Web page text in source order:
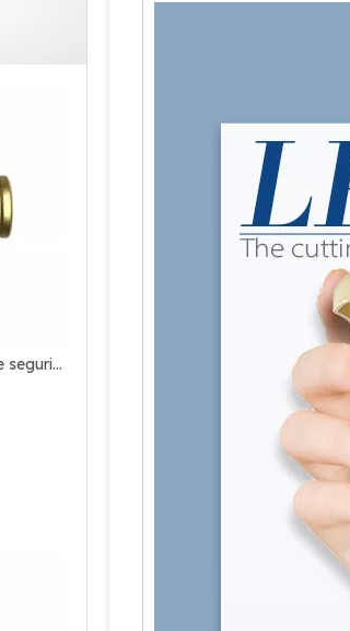
Válvula de GLP de alivio de seguridad de aleación de cobre